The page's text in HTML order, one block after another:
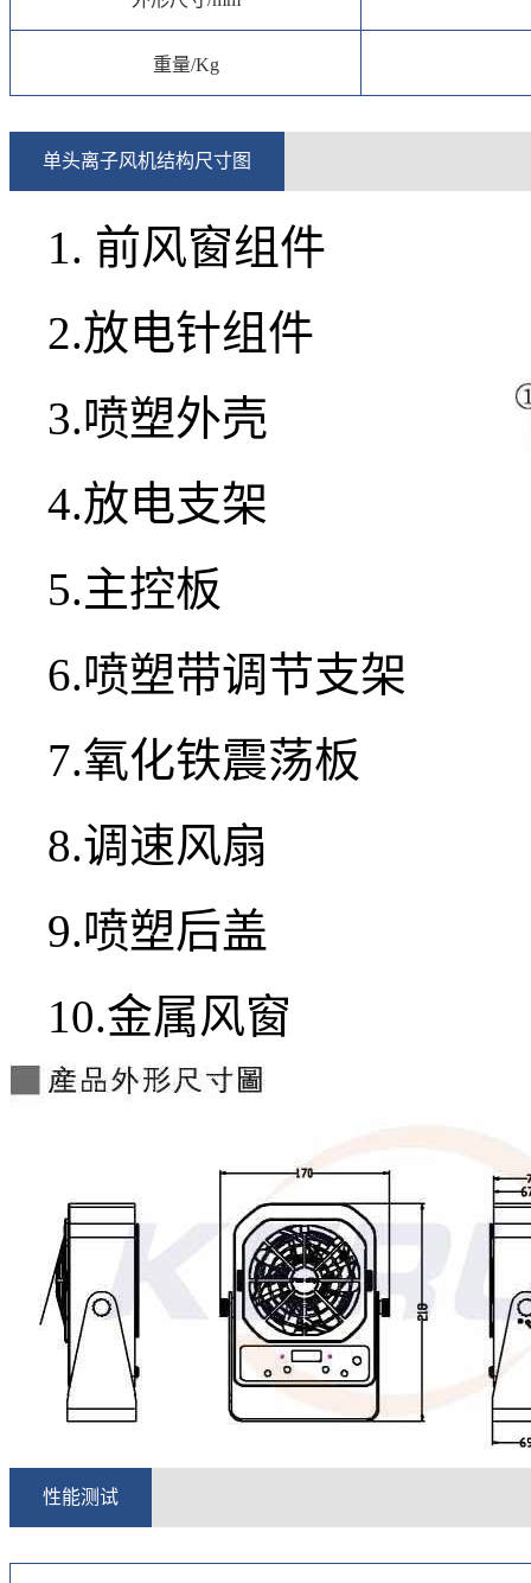
重量/Kg
单头离子风机结构尺寸图
1. 前风窗组件
2.放电针组件
3.喷塑外壳
4.放电支架
5.主控板
6.喷塑带调节支架
7.氧化铁震荡板
8.调速风扇
9.喷塑后盖
10.金属风窗
性能测试